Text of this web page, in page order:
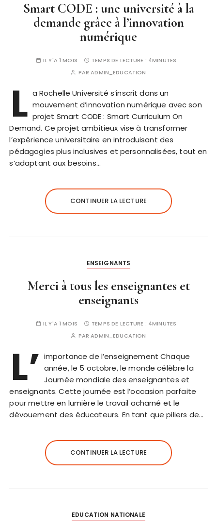
Smart CODE : une université à la
demande grâce à l’innovation
numérique
IL Y'A 1 MOIS TEMPS DE LECTURE : 4MINUTES
PARADMIN_EDUCATION
L a Rochelle Université s’inscrit dans un
mouvement d’innovation numérique avec son
projet Smart CODE : Smart Curriculum On
Demand. Ce projet ambitieux vise à transformer
l’expérience universitaire en introduisant des
pédagogies plus inclusives et personnalisées, tout en
s’adaptant aux besoins…
CONTINUER LA LECTURE
ENSEIGNANTS
Merci à tous les enseignantes et
enseignants
IL Y'A 1 MOIS TEMPS DE LECTURE : 4MINUTES
PARADMIN_EDUCATION
L’ importance de l’enseignement Chaque
année, le 5 octobre, le monde célèbre la
Journée mondiale des enseignantes et
enseignants. Cette journée est l’occasion parfaite
pour mettre en lumière le travail acharné et le
dévouement des éducateurs. En tant que piliers de…
CONTINUER LA LECTURE
EDUCATION NATIONALE